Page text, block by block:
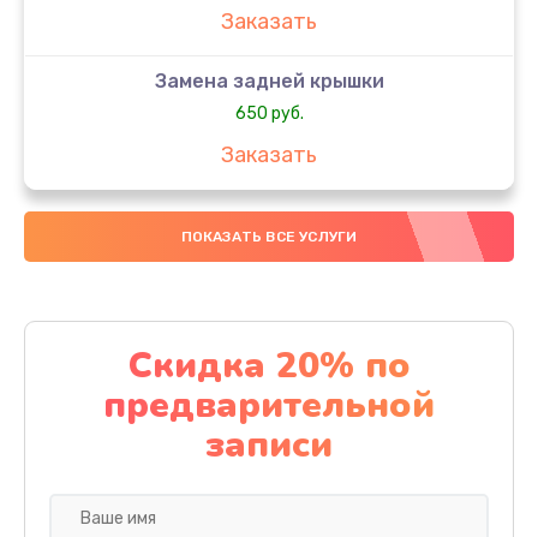
Заказать
Замена задней крышки
650 руб.
Заказать
Замена аккумулятора
4000 руб.
Замена материнской платы
1100 руб.
Заказать
ПОКАЗАТЬ ВСЕ УСЛУГИ
Скидка 20% по
предварительной
записи